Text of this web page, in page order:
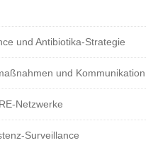
und Antibiotika-Strategie
und Kommunikation
Netzwerke
Surveillance